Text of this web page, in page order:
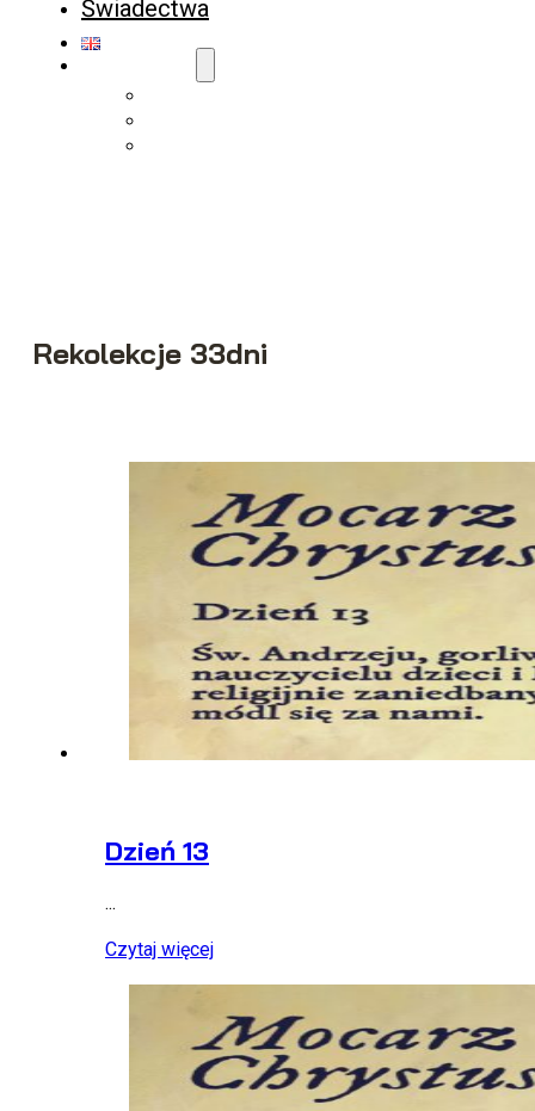
Świadectwa
Rekolekcje 33dni
Dzień 13
...
Czytaj więcej